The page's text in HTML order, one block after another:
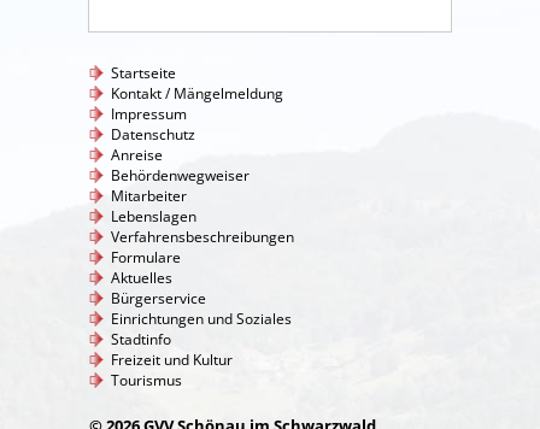
Startseite
Kontakt / Mängelmeldung
Impressum
Datenschutz
Anreise
Behördenwegweiser
Mitarbeiter
Lebenslagen
Verfahrensbeschreibungen
Formulare
Aktuelles
Bürgerservice
Einrichtungen und Soziales
Stadtinfo
Freizeit und Kultur
Tourismus